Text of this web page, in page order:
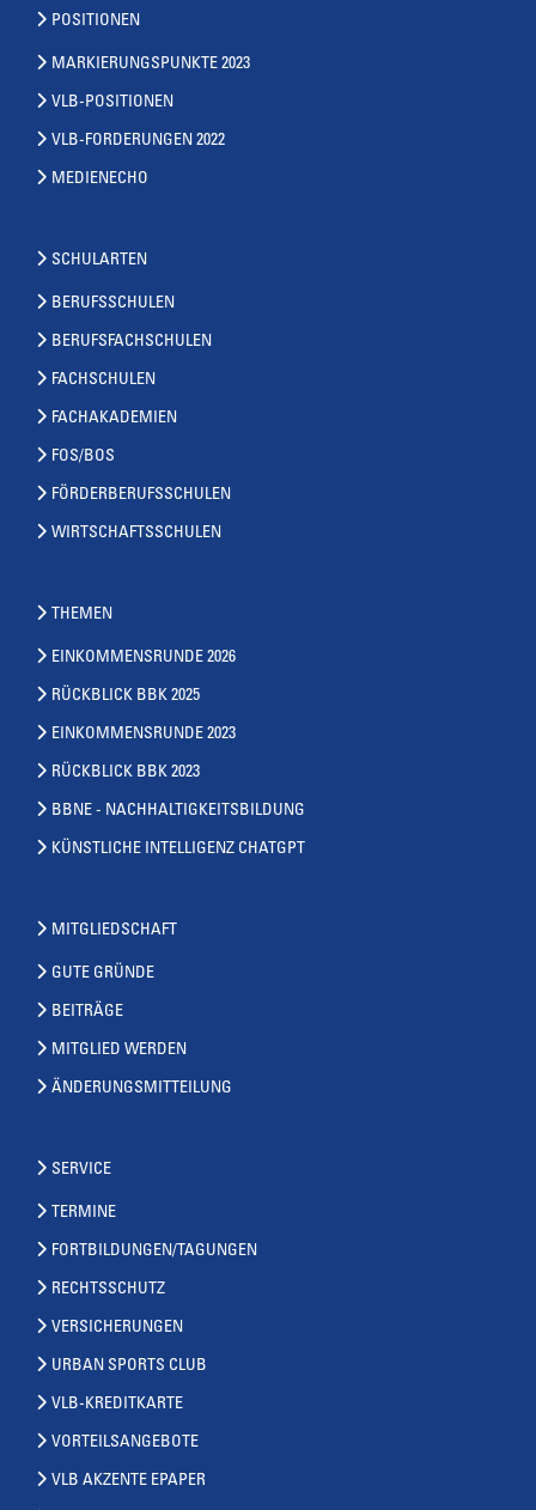
POSITIONEN
MARKIERUNGSPUNKTE 2023
VLB-POSITIONEN
VLB-FORDERUNGEN 2022
MEDIENECHO
SCHULARTEN
BERUFSSCHULEN
BERUFSFACHSCHULEN
FACHSCHULEN
FACHAKADEMIEN
FOS/BOS
FÖRDERBERUFSSCHULEN
WIRTSCHAFTSSCHULEN
THEMEN
EINKOMMENSRUNDE 2026
RÜCKBLICK BBK 2025
EINKOMMENSRUNDE 2023
RÜCKBLICK BBK 2023
BBNE - NACHHALTIGKEITSBILDUNG
KÜNSTLICHE INTELLIGENZ CHATGPT
MITGLIEDSCHAFT
GUTE GRÜNDE
BEITRÄGE
MITGLIED WERDEN
ÄNDERUNGSMITTEILUNG
SERVICE
TERMINE
FORTBILDUNGEN/TAGUNGEN
RECHTSSCHUTZ
VERSICHERUNGEN
URBAN SPORTS CLUB
VLB-KREDITKARTE
VORTEILSANGEBOTE
VLB AKZENTE EPAPER